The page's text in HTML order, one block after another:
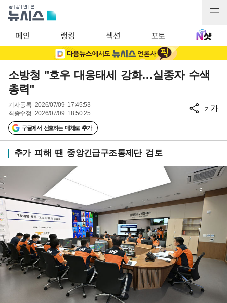
메인 랭킹 섹션 포토
소방청 "호우 대응태세 강화…실종자 수색
총력"
기사등록 2026/07/09 17:45:53
최종수정 2026/07/09 18:50:25
구글에서 선호하는 매체로 추가
가가
추가 피해 땐 중앙긴급구조통제단 검토